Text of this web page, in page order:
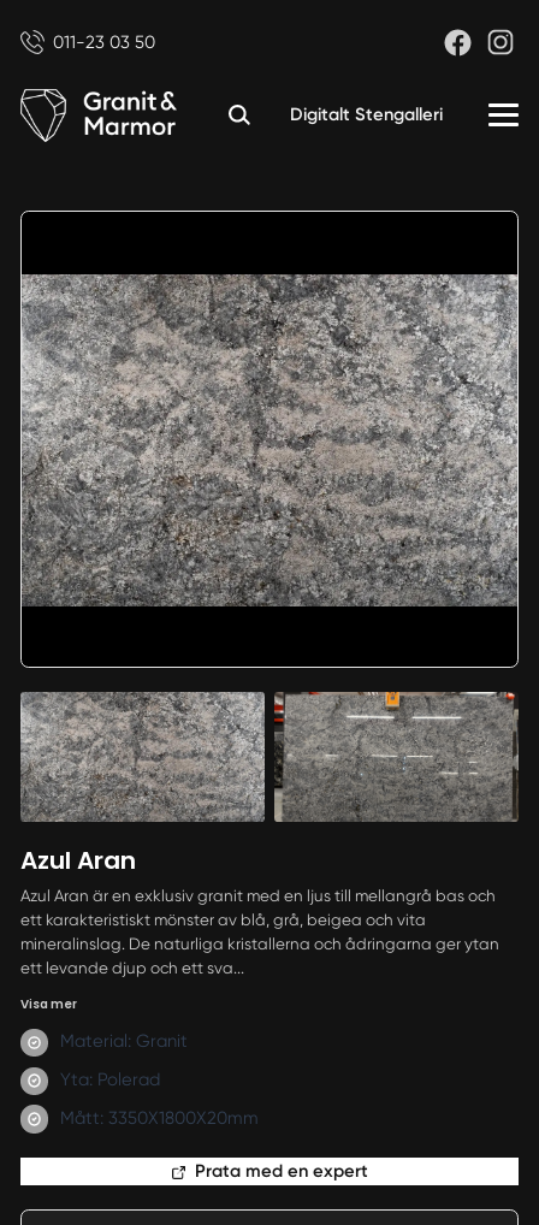
011-23 03 50
Digitalt Stengalleri
Azul Aran
Azul Aran är en exklusiv granit med en ljus till mellangrå bas och
ett karakteristiskt mönster av blå, grå, beigea och vita
mineralinslag. De naturliga kristallerna och ådringarna ger ytan
ett levande djup och ett sva...
Visa mer
Material: Granit
Yta: Polerad
Mått: 3350X1800X20mm
Prata med en expert